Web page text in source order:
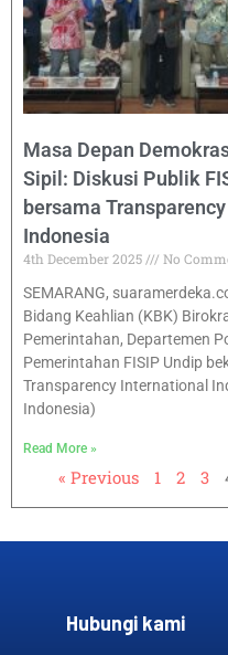
Masa Depan
Sipil: Diskusi Publik
bersama
Indonesia
4th December 2025
No
SEMARANG,
Bidang Keahlian (KBK)
Pemerintahan, Departemen
Pemerintahan FISIP Undip
Transparency International
Indonesia)
Read More »
« Previous 1 2 3
Hubungi kami​